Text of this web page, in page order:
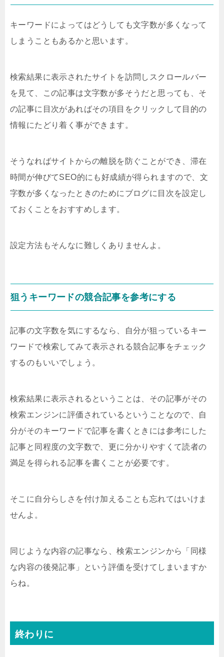
キーワードによってはどうしても文字数が多くなって
しまうこともあるかと思います。
検索結果に表示されたサイトを訪問しスクロールバー
を見て、この記事は文字数が多そうだと思っても、そ
の記事に目次があればその項目をクリックして目的の
情報にたどり着く事ができます。
そうなればサイトからの離脱を防ぐことができ、滞在
時間が伸びてSEO的にも好成績が得られますので、文
字数が多くなったときのためにブログに目次を設定し
ておくことをおすすめします。
設定方法もそんなに難しくありませんよ。
狙うキーワードの競合記事を参考にする
記事の文字数を気にするなら、自分が狙っているキー
ワードで検索してみて表示される競合記事をチェック
するのもいいでしょう。
検索結果に表示されるということは、その記事がその
検索エンジンに評価されているということなので、自
分がそのキーワードで記事を書くときには参考にした
記事と同程度の文字数で、更に分かりやすくて読者の
満足を得られる記事を書くことが必要です。
そこに自分らしさを付け加えることも忘れてはいけま
せんよ。
同じような内容の記事なら、検索エンジンから「同様
な内容の後発記事」という評価を受けてしまいますか
らね。
終わりに